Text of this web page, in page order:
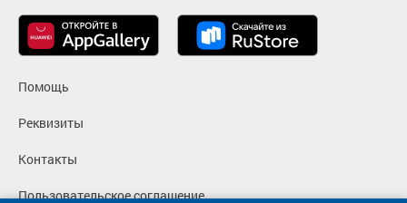
Помощь
Реквизиты
Контакты
Пользовательское соглашение